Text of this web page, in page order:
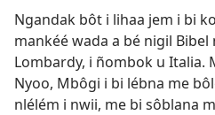
Ngandak bôt i lihaa jem i bi
mankéé wada a bé nigil Bibel
Lombardy, i ñombok u Italia.
Nyoo, Mbôgi i bi lébna me
nlélém i nwii, me bi sôblana